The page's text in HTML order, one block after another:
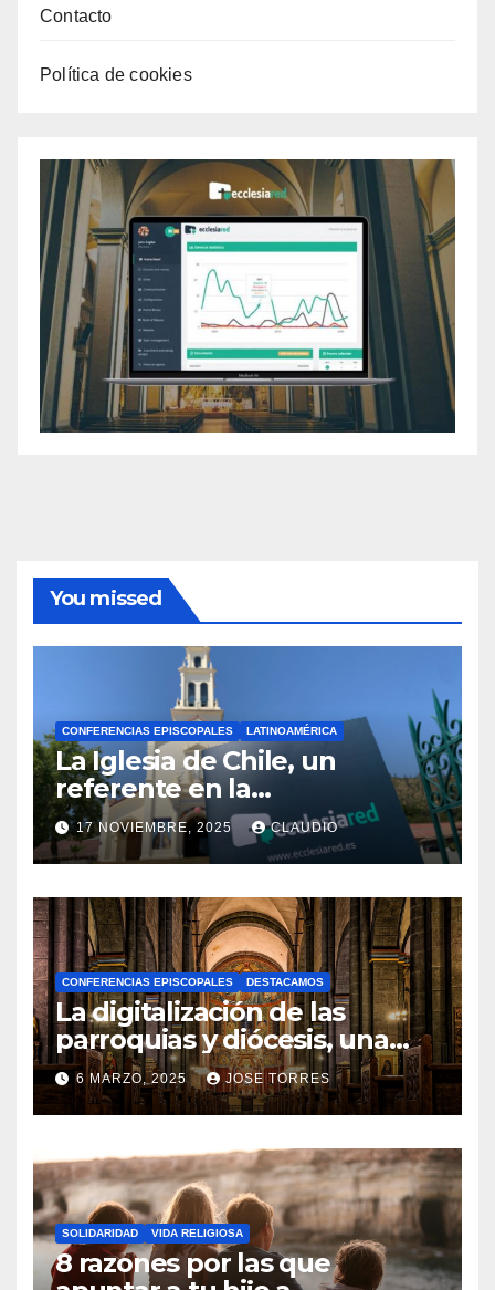
Contacto
Política de cookies
You missed
CONFERENCIAS EPISCOPALES LATINOAMÉRICA
La Iglesia de Chile, un
referente en la
transformación digital
gracias a Ecclesiared
17 NOVIEMBRE, 2025 CLAUDIO
N
O
H
A
Y
C
O
M
N
T
A
R
CONFERENCIAS EPISCOPALES DESTACAMOS
La digitalización de las
parroquias y diócesis, una
realidad ya para el futuro de
la Iglesia
6 MARZO, 2025 JOSE TORRES
N
O
H
A
Y
SOLIDARIDAD VIDA RELIGIOSA
8 razones por las que